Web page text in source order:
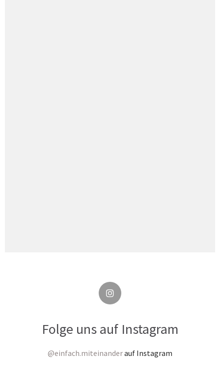
Folge uns auf Instagram
@einfach.miteinanderauf Instagram